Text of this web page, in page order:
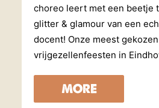
choreo leert met een beetje
glitter & glamour van een
docent! Onze meest
vrijgezellenfeesten in
MORE